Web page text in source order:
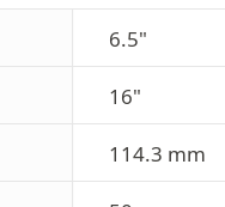
6.5"
16"
114.3 mm